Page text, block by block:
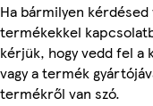
Ha bármilyen kérdésed
termékekkel
kérjük, hogy vedd fel a
vagy a termék
termékről van szó.